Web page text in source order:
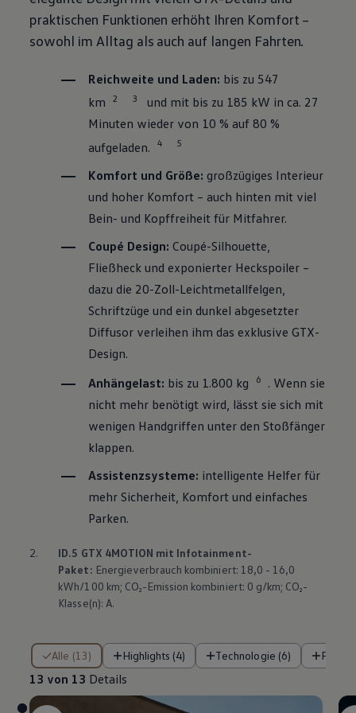
praktischen Funktionen erhöht Ihren Komfort –
sowohl im Alltag als auch auf langen Fahrten.
Reichweite und Laden: bis zu 547
km
2 3
und mit bis zu 185 kW in ca. 27
Minuten wieder von 10 % auf 80 %
aufgeladen.
4 5
Komfort und Größe: großzügiges Interieur
und hoher Komfort – auch hinten mit viel
Bein- und Kopffreiheit für Mitfahrer.
Coupé Design:Coupé-Silhouette,
Fließheck und exponierter Heckspoiler –
dazu die 20-Zoll-Leichtmetallfelgen,
Schriftzüge und ein dunkel abgesetzter
Diffusor verleihen ihm das exklusive GTX-
Design.
Anhängelast: bis zu 1.800 kg 6
. Wenn sie
nicht mehr benötigt wird, lässt sie sich mit
wenigen Handgriffen unter den Stoßfänger
klappen.
Assistenzsysteme: intelligente Helfer für
mehr Sicherheit, Komfort und einfaches
Parken.
2. ID.5 GTX 4MOTION mit Infotainment-
Paket: Energieverbrauch kombiniert: 18,0 - 16,0
kWh/100 km; CO₂-Emission kombiniert: 0 g/km; CO₂-
Klasse(n): A.
Alle (13) Highlights (4) Technologie (6)
13 von 13 Details
13 von 13 Details